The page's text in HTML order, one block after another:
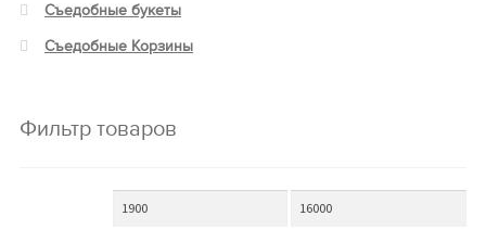
Съедобные букеты
Съедобные Корзины
Фильтр товаров